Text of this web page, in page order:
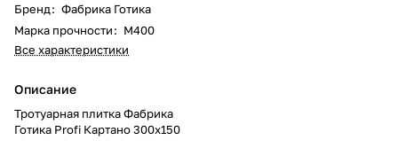
Бренд: Фабрика Готика
Марка прочности: М400
Все характеристики
Описание
Тротуарная плитка Фабрика
Готика Profi Картано 300x150